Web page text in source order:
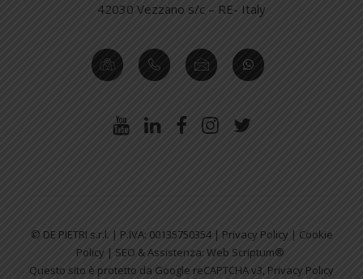
42030 Vezzano s/c – RE- Italy
© DE PIETRI s.r.l. | P.IVA: 00135750354 | Privacy Policy| Cookie
Policy | SEO & Assistenza: Web Scriptum®
Questo sito è protetto da Google reCAPTCHA v3, Privacy Policy